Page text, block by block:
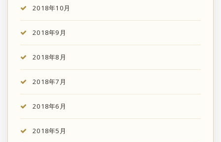
2018年10月
2018年9月
2018年8月
2018年7月
2018年6月
2018年5月